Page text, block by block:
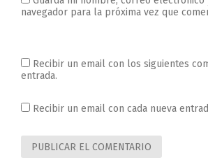
navegador para la próxima vez que
Recibir un email con los siguientes
entrada.
Recibir un email con cada nueva